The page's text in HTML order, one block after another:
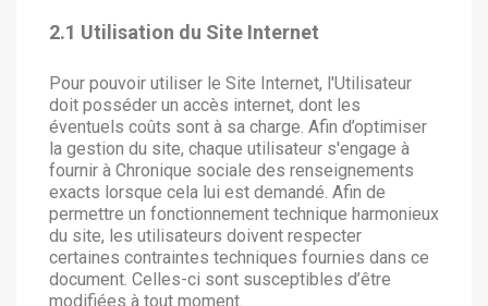
2.1 Utilisation du Site Internet
Pour pouvoir utiliser le Site Internet, l'Utilisateur
doit posséder un accès internet, dont les
éventuels coûts sont à sa charge. Afin d’optimiser
la gestion du site, chaque utilisateur s'engage à
fournir à Chronique sociale des renseignements
exacts lorsque cela lui est demandé. Afin de
permettre un fonctionnement technique harmonieux
du site, les utilisateurs doivent respecter
certaines contraintes techniques fournies dans ce
document. Celles-ci sont susceptibles d’être
modifiées à tout moment.